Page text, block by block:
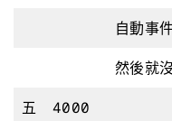
自動事
然後就
五
4000